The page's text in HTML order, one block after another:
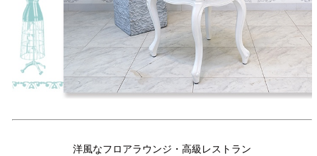
洋風なフロアラウンジ・高級レストラン